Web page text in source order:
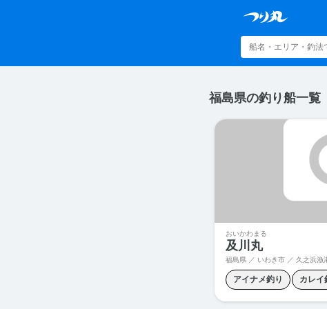
福島県の釣り船一覧
おいかわまる
及川丸
福島県 ／ いわき市 ／ 久之浜漁
アイナメ釣り カレイ
マダラ釣り メヌケ釣